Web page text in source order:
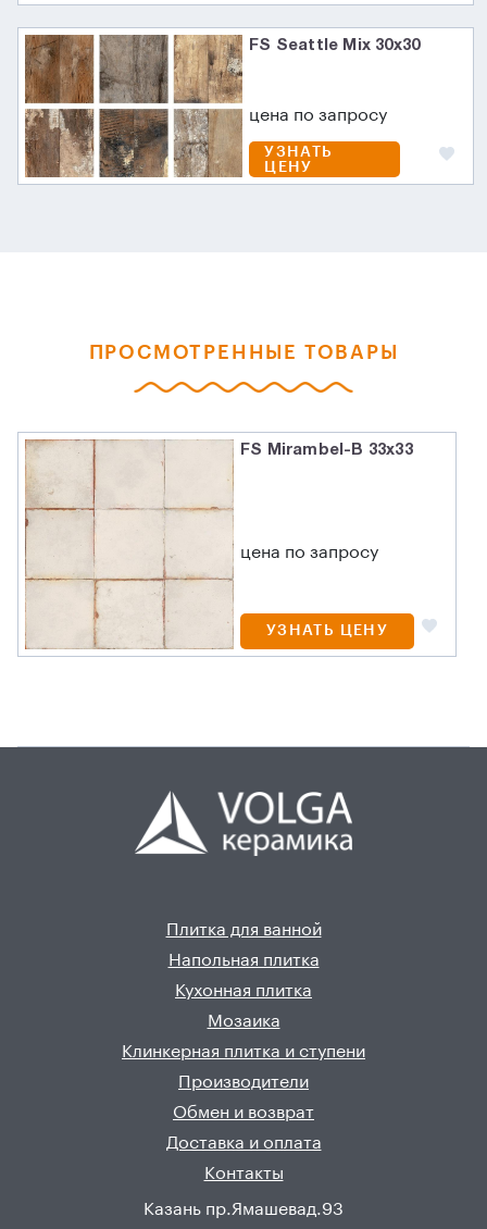
FS Seattle Mix 30x30
цена по запросу
УЗНАТЬ
ЦЕНУ
ПРОСМОТРЕННЫЕ ТОВАРЫ
FS Mirambel-B 33x33
цена по запросу
УЗНАТЬ ЦЕНУ
Плитка для ванной
Напольная плитка
Кухонная плитка
Мозаика
Клинкерная плитка и ступени
Производители
Обмен и возврат
Доставка и оплата
Контакты
Казань пр.Ямашевад.93